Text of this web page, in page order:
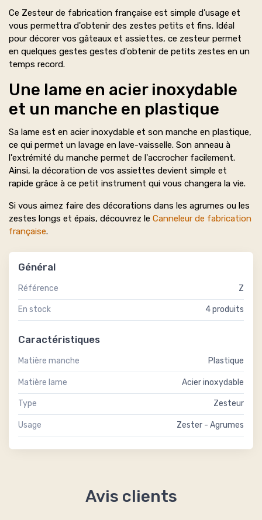
Ce Zesteur de fabrication française est simple d'usage et
vous permettra d'obtenir des zestes petits et fins. Idéal
pour décorer vos gâteaux et assiettes, ce zesteur permet
en quelques gestes gestes d'obtenir de petits zestes en un
temps record.
Une lame en acier inoxydable
et un manche en plastique
Sa lame est en acier inoxydable et son manche en plastique,
ce qui permet un lavage en lave-vaisselle. Son anneau à
l'extrémité du manche permet de l'accrocher facilement.
Ainsi, la décoration de vos assiettes devient simple et
rapide grâce à ce petit instrument qui vous changera la vie.
Si vous aimez faire des décorations dans les agrumes ou les
zestes longs et épais, découvrez le Canneleur de fabrication
française.
Général
Référence Z
En stock 4 produits
Caractéristiques
Matière manche Plastique
Matière lame Acier inoxydable
Type Zesteur
Usage Zester - Agrumes
Avis clients